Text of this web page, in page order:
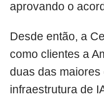
aprovando o
Desde então, a
como clientes a
duas das
infraestrutura de